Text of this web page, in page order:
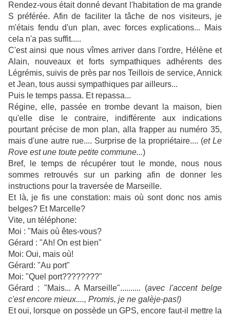
Rendez-vous était donné devant l'habitation de ma grande
S préférée. Afin de faciliter la tâche de nos visiteurs, je
m'étais fendu d'un plan, avec forces explications... Mais
cela n'a pas suffit.....
C'est ainsi que nous vîmes arriver dans l'ordre, Hélène et
Alain, nouveaux et forts sympathiques adhérents des
Légrémis, suivis de près par nos Teillois de service, Annick
et Jean, tous aussi sympathiques par ailleurs...
Puis le temps passa. Et repassa...
Régine, elle, passée en trombe devant la maison, bien
qu'elle dise le contraire, indifférente aux indications
pourtant précise de mon plan, alla frapper au numéro 35,
mais d'une autre rue.... Surprise de la propriétaire.... (et Le
Rove est une toute petite commune...)
Bref, le temps de récupérer tout le monde, nous nous
sommes retrouvés sur un parking afin de donner les
instructions pour la traversée de Marseille.
Et là, je fis une constation: mais où sont donc nos amis
belges? Et Marcelle?
Vite, un téléphone:
Moi : "Mais où êtes-vous?
Gérard : "Ah! On est bien"
Moi: Oui, mais où!
Gérard: "Au port"
Moi: "Quel port????????"
Gérard : "Mais... A Marseille".......... (avec l'accent belge
c'est encore mieux...., Promis, je ne galèje-pas!)
Et oui, lorsque on possède un GPS, encore faut-il mettre la